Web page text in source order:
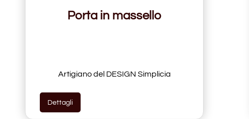
Porta in massello
Artigiano del DESIGN Simplicia
Dettagli